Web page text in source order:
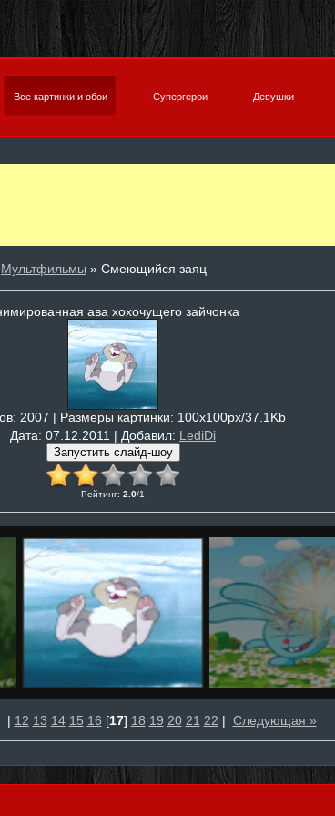
Все картинки и обои Супергерои Девушки
Мультфильмы » Смеющийся заяц
ава хохочущего зайчонка
: 2007 | Размеры картинки: 100x100px/37.1Kb
Дата: 07.12.2011 | Добавил: LediDi
Рейтинг: 2.0/1
| 12 13 14 15 16 [17] 18 19 20 21 22 | Следующая »